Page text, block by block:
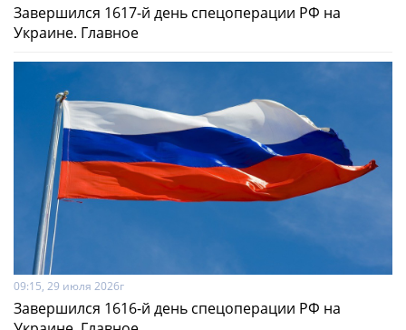
Завершился 1617-й день спецоперации РФ на
Украине. Главное
09:15, 29 июля 2026г
Завершился 1616-й день спецоперации РФ на